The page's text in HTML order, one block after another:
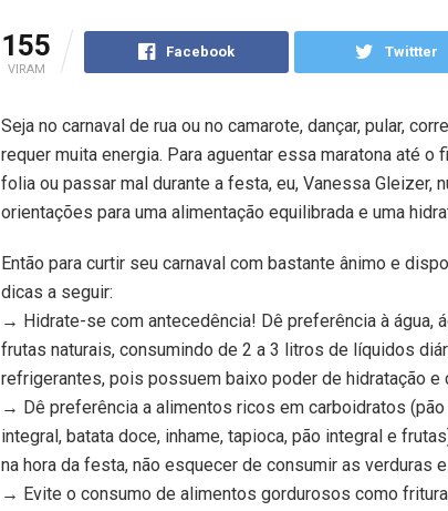
155
VIRAM
Facebook Twittter
Seja no carnaval de rua ou no camarote, dançar, pular,
requer muita energia. Para aguentar essa maratona até o
folia ou passar mal durante a festa, eu, Vanessa Gleizer,
orientações para uma alimentação equilibrada e uma
Então para curtir seu carnaval com bastante ânimo e
dicas a seguir:
→ Hidrate-se com antecedência! Dê preferência à água,
frutas naturais, consumindo de 2 a 3 litros de líquidos
refrigerantes, pois possuem baixo poder de hidratação e
→ Dê preferência a alimentos ricos em carboidratos (pão
integral, batata doce, inhame, tapioca, pão integral e
na hora da festa, não esquecer de consumir as verduras
→ Evite o consumo de alimentos gordurosos como